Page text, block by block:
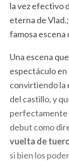
la vez efectivo
eterna de
famosa escena
Una escena
espectáculo en
convirtiendo la
del castillo, y
perfectamente
debut como
vuelta de
si bien los